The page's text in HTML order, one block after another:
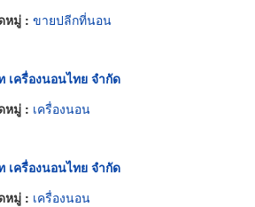
หมู่ : ขายปลีกที่นอน
เครื่องนอนไทย จำกัด
หมู่ : เครื่องนอน
เครื่องนอนไทย จำกัด
หมู่ : เครื่องนอน